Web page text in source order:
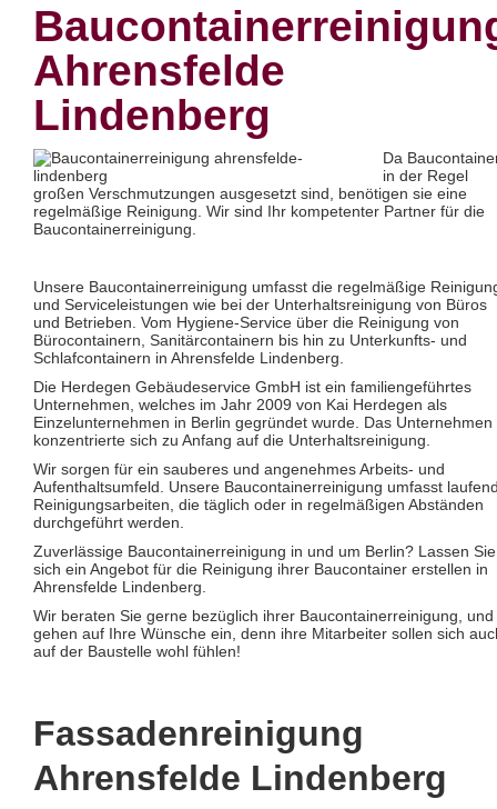
Büroreinigung
Centerreinigung
Fassadenreinigung und Denkmalpflege
Fensterreinigung
Fitnessstudioreinigung
Glas- und Glasfassadenreinigung
Großküchenreinigung
Grundreinigung
Industriereinigung
Kino- und Theatersaalreinigung
Kitareinigung
Praxisreinigung
Privathaushaltsreinigung
Solaranlagenreinigung mit Osmosetechnik
Teppichbodenreinigung
Unterhaltsreinigung
Veranstaltungsreinigung
Verkehrs- und Grauflächenreinigung
Verkehrsmittelreinigung
Hausmeisterservice
Grünflächenpflege
Winterdienst
Ahrensfelde
Lindenberg
Da
in der Regel
großen Verschmutzungen ausgesetzt sind, benötigen sie eine
regelmäßige Reinigung. Wir sind Ihr kompetenter Partner für die
Baucontainerreinigung.
Unsere Baucontainerreinigung umfasst die regelmäßige
und Serviceleistungen wie bei der Unterhaltsreinigung von Büros
und Betrieben. Vom Hygiene-Service über die Reinigung von
Bürocontainern, Sanitärcontainern bis hin zu Unterkunfts- und
Schlafcontainern in Ahrensfelde Lindenberg.
Die Herdegen Gebäudeservice GmbH ist ein familiengeführtes
Unternehmen, welches im Jahr 2009 von Kai Herdegen als
Einzelunternehmen in Berlin gegründet wurde. Das Unternehmen
konzentrierte sich zu Anfang auf die Unterhaltsreinigung.
Wir sorgen für ein sauberes und angenehmes Arbeits- und
Aufenthaltsumfeld. Unsere Baucontainerreinigung umfasst
Reinigungsarbeiten, die täglich oder in regelmäßigen Abständen
durchgeführt werden.
Zuverlässige Baucontainerreinigung in und um Berlin? Lassen Sie
sich ein Angebot für die Reinigung ihrer Baucontainer erstellen in
Ahrensfelde Lindenberg.
Wir beraten Sie gerne bezüglich ihrer Baucontainerreinigung, und
gehen auf Ihre Wünsche ein, denn ihre Mitarbeiter sollen sich
auf der Baustelle wohl fühlen!
Fassadenreinigung
Ahrensfelde Lindenberg